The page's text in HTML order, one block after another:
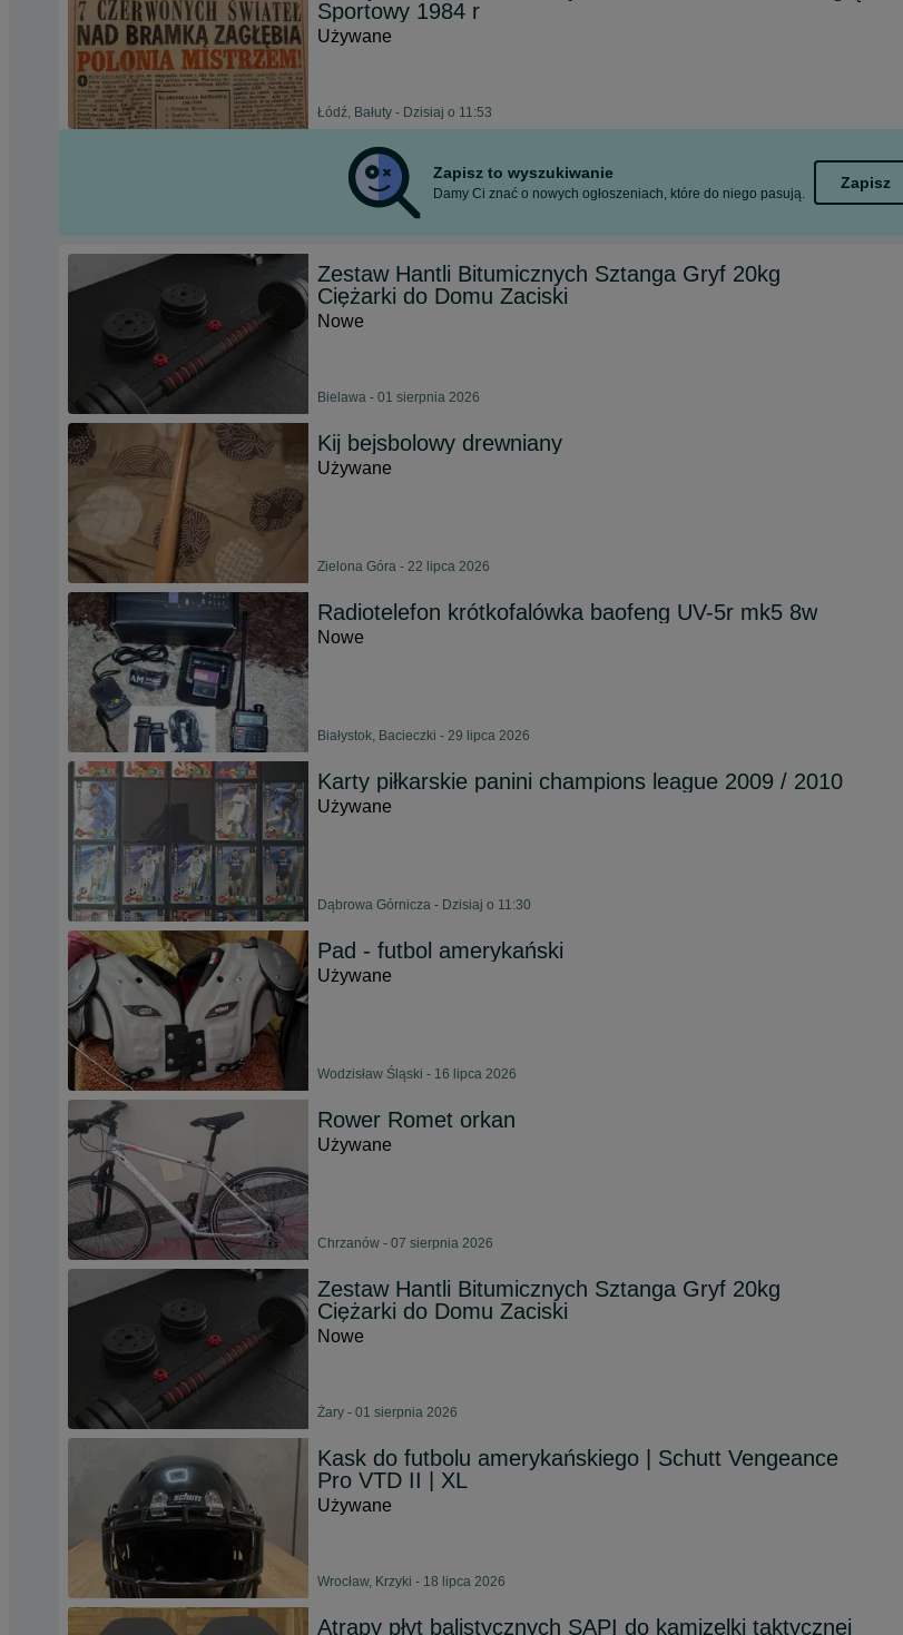
Sportowy 1984 r
Używane
Łódź, Bałuty - Dzisiaj o 11:53
Zapisz to wyszukiwanie
Damy Ci znać o nowych ogłoszeniach, które do niego pasują.
Zapisz
Zestaw Hantli Bitumicznych Sztanga Gryf 20kg
Ciężarki do Domu Zaciski
Nowe
Bielawa - 01 sierpnia 2026
Kij bejsbolowy drewniany
Używane
Zielona Góra - 22 lipca 2026
Radiotelefon krótkofalówka baofeng UV-5r mk5 8w
Nowe
Białystok, Bacieczki - 29 lipca 2026
Karty piłkarskie panini champions league 2009 / 2010
Używane
Dąbrowa Górnicza - Dzisiaj o 11:30
Pad - futbol amerykański
Używane
Wodzisław Śląski - 16 lipca 2026
Rower Romet orkan
Używane
Chrzanów - 07 sierpnia 2026
Zestaw Hantli Bitumicznych Sztanga Gryf 20kg
Ciężarki do Domu Zaciski
Nowe
Żary - 01 sierpnia 2026
Kask do futbolu amerykańskiego | Schutt Vengeance
Pro VTD II | XL
Używane
Wrocław, Krzyki - 18 lipca 2026
Atrapy płyt balistycznych SAPI do kamizelki taktycznej